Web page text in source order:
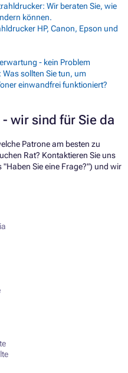
Wir beraten Sie, wie
können.
HP, Canon, Epson und
- kein Problem
Was sollten Sie tun, um
einwandfrei funktioniert?
wir sind für Sie da
Patrone am besten zu
Rat? Kontaktieren Sie uns
Sie eine Frage?") und wir